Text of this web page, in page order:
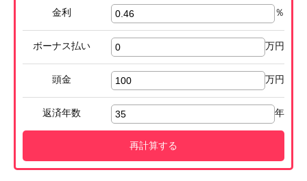
金利 ％
ボーナス払い 万円
頭金 万円
返済年数 年
再計算する